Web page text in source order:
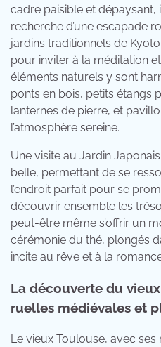
cadre paisible et
recherche d’une escapade
jardins traditionnels de
pour inviter à la méditation
éléments naturels y sont
ponts en bois, petits étangs
lanternes de pierre, et
l’atmosphère sereine.
Une visite au Jardin
belle, permettant de se
l’endroit parfait pour se
découvrir ensemble les
peut-être même s’offrir un
cérémonie du thé, plongés
incite au rêve et à la
La découverte du
ruelles médiévales et
Le vieux Toulouse, avec